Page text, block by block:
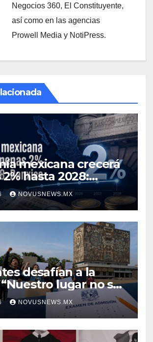
Negocios 360, El Constituyente,
así como en las agencias
Prowell Media y NotiPress.
mexicana crecerá
hasta 2028:
NOVUSNEWS.MX
desafían a la
lugar no se
NOVUSNEWS.MX